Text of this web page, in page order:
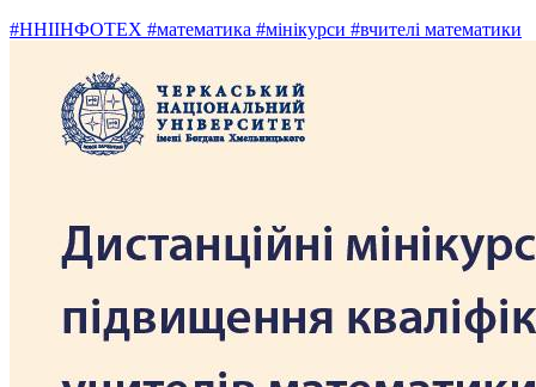
#ННІІНФОТЕХ #математика #мінікурси #вчителі математики